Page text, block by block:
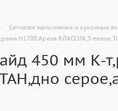
Сетчатое наполнение и кухонные
H1700,Арена КЛАССИК,5
450 мм К-